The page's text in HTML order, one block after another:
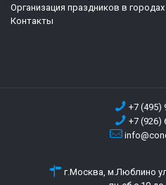
Организация праздников в городах
Контакты
+7 (495)
+7 (926)
г.Москва, м.Люблино